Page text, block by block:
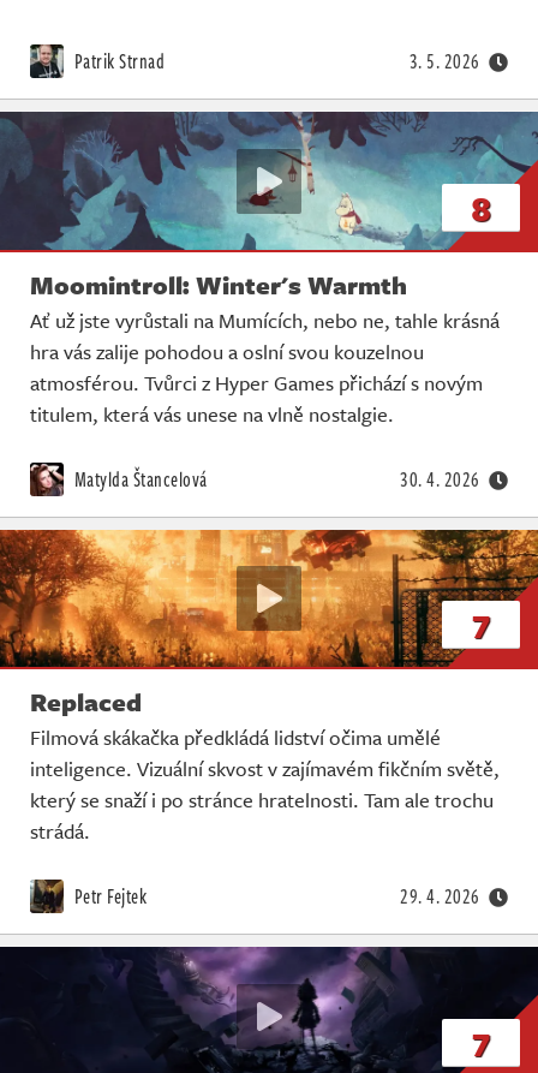
Patrik Strnad 3. 5. 2026
8
Moomintroll: Winter's Warmth
Ať už jste vyrůstali na Mumících, nebo ne, tahle krásná
hra vás zalije pohodou a oslní svou kouzelnou
atmosférou. Tvůrci z Hyper Games přichází s novým
titulem, která vás unese na vlně nostalgie.
Matylda Štancelová 30. 4. 2026
7
Replaced
Filmová skákačka předkládá lidství očima umělé
inteligence. Vizuální skvost v zajímavém fikčním světě,
který se snaží i po stránce hratelnosti. Tam ale trochu
strádá.
Petr Fejtek 29. 4. 2026
7